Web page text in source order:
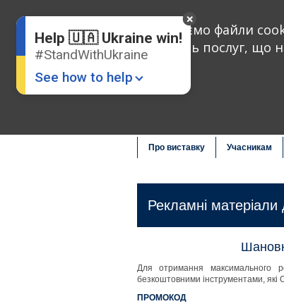
Про виставку Учасникам
Рекламні матеріали
Для отримання максимального
безкоштовними інструментами, які
ПРОМОКОД
Help 🇺🇦 Ukraine win!
#StandWithUkraine
See how to help
📌
Ми використовуємо файли
поліпшити якість послуг, що